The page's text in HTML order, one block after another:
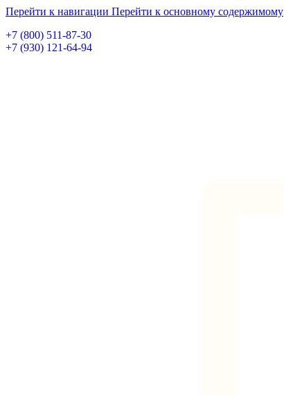
Перейти к навигации Перейти к основному содержимому
+7 (800) 511-87-30
+7 (930) 121-64-94